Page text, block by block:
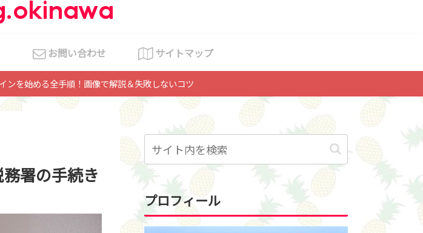
お問い合わせ サイトマップ
ンを始める全手順！画像で解説＆失敗しないコツ
署の手続き
プロフィール